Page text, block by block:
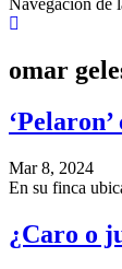
Navegación de
omar
Mar 8, 2024
En su finca
¿Caro o